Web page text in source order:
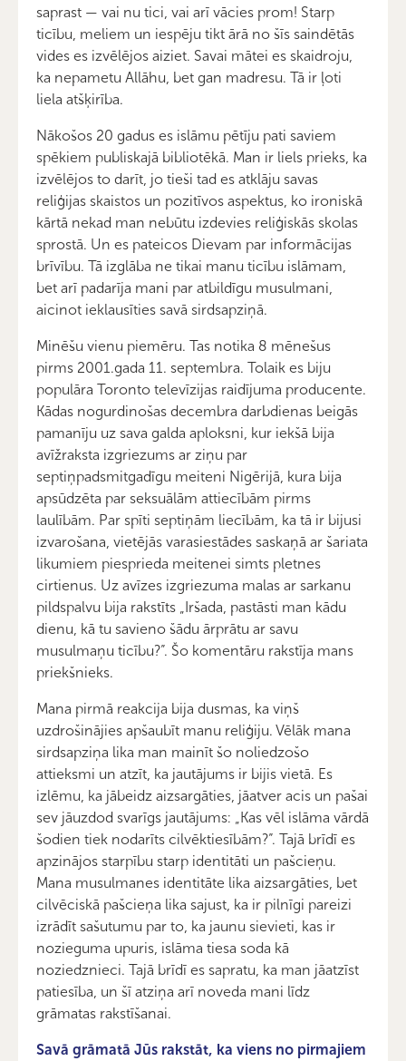
saprast — vai nu tici, vai arī vācies prom! Starp
ticību, meliem un iespēju tikt ārā no šīs saindētās
vides es izvēlējos aiziet. Savai mātei es skaidroju,
ka nepametu Allāhu, bet gan madresu. Tā ir ļoti
liela atšķirība.
Nākošos 20 gadus es islāmu pētīju pati saviem
spēkiem publiskajā bibliotēkā. Man ir liels prieks, ka
izvēlējos to darīt, jo tieši tad es atklāju savas
reliģijas skaistos un pozitīvos aspektus, ko ironiskā
kārtā nekad man nebūtu izdevies reliģiskās skolas
sprostā. Un es pateicos Dievam par informācijas
brīvību. Tā izglāba ne tikai manu ticību islāmam,
bet arī padarīja mani par atbildīgu musulmani,
aicinot ieklausīties savā sirdsapziņā.
Minēšu vienu piemēru. Tas notika 8 mēnešus
pirms 2001.gada 11. septembra. Tolaik es biju
populāra Toronto televīzijas raidījuma producente.
Kādas nogurdinošas decembra darbdienas beigās
pamanīju uz sava galda aploksni, kur iekšā bija
avīžraksta izgriezums ar ziņu par
septiņpadsmitgadīgu meiteni Nigērijā, kura bija
apsūdzēta par seksuālām attiecībām pirms
laulībām. Par spīti septiņām liecībām, ka tā ir bijusi
izvarošana, vietējās varasiestādes saskaņā ar šariata
likumiem piesprieda meitenei simts pletnes
cirtienus. Uz avīzes izgriezuma malas ar sarkanu
pildspalvu bija rakstīts „Iršada, pastāsti man kādu
dienu, kā tu savieno šādu ārprātu ar savu
musulmaņu ticību?”. Šo komentāru rakstīja mans
priekšnieks.
Mana pirmā reakcija bija dusmas, ka viņš
uzdrošinājies apšaubīt manu reliģiju. Vēlāk mana
sirdsapziņa lika man mainīt šo noliedzošo
attieksmi un atzīt, ka jautājums ir bijis vietā. Es
izlēmu, ka jābeidz aizsargāties, jāatver acis un pašai
sev jāuzdod svarīgs jautājums: „Kas vēl islāma vārdā
šodien tiek nodarīts cilvēktiesībām?”. Tajā brīdī es
apzinājos starpību starp identitāti un pašcieņu.
Mana musulmanes identitāte lika aizsargāties, bet
cilvēciskā pašcieņa lika sajust, ka ir pilnīgi pareizi
izrādīt sašutumu par to, ka jaunu sievieti, kas ir
nozieguma upuris, islāma tiesa soda kā
noziedznieci. Tajā brīdī es sapratu, ka man jāatzīst
patiesība, un šī atziņa arī noveda mani līdz
grāmatas rakstīšanai.
Savā grāmatā Jūs rakstāt, ka viens no pirmajiem